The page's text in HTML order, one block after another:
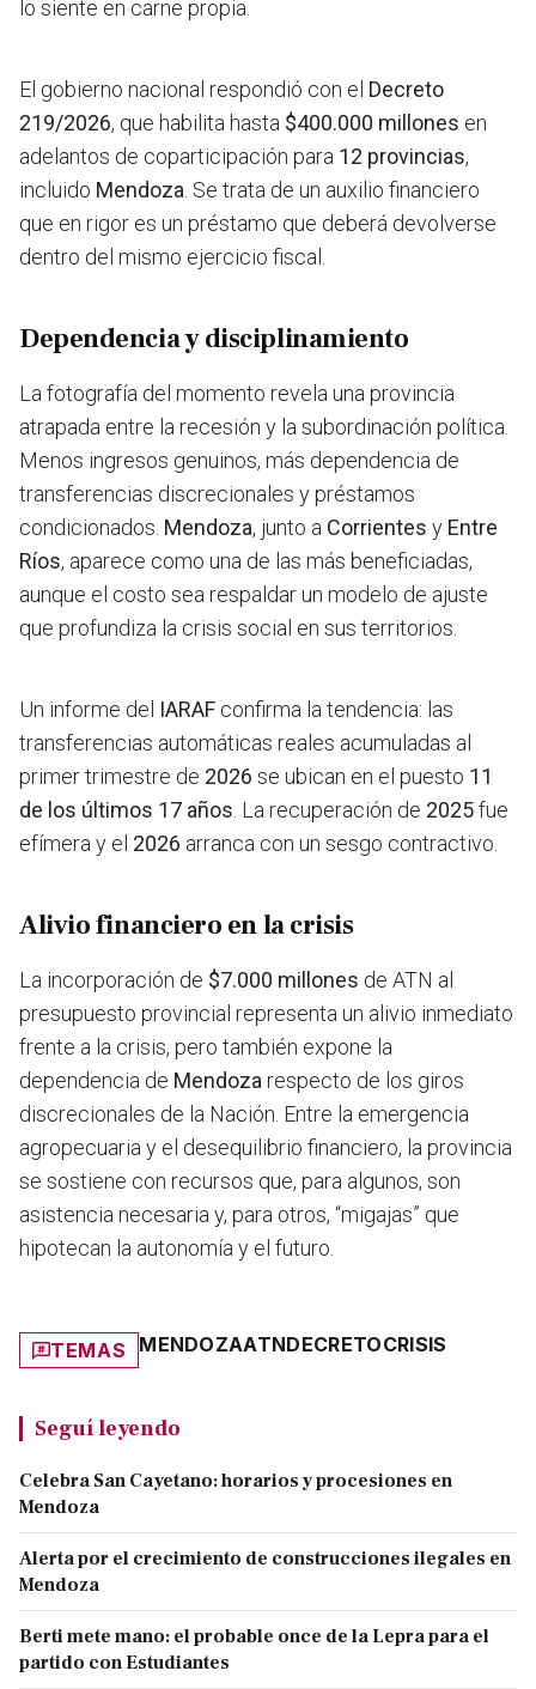
lo siente en carne propia.
El gobierno nacional respondió con el Decreto
219/2026, que habilita hasta $400.000 millones en
adelantos de coparticipación para 12 provincias,
incluido Mendoza . Se trata de un auxilio financiero
que en rigor es un préstamo que deberá devolverse
dentro del mismo ejercicio fiscal.
Dependencia y disciplinamiento
La fotografía del momento revela una provincia
atrapada entre la recesión y la subordinación política.
Menos ingresos genuinos, más dependencia de
transferencias discrecionales y préstamos
condicionados. Mendoza, junto a Corrientes y Entre
Ríos, aparece como una de las más beneficiadas,
aunque el costo sea respaldar un modelo de ajuste
que profundiza la crisis social en sus territorios.
Un informe del IARAF confirma la tendencia: las
transferencias automáticas reales acumuladas al
primer trimestre de 2026 se ubican en el puesto 11
de los últimos 17 años . La recuperación de 2025fue
efímera y el 2026 arranca con un sesgo contractivo.
Alivio financiero en la crisis
La incorporación de $7.000 millones de ATN al
presupuesto provincial representa un alivio inmediato
frente a la crisis, pero también expone la
dependencia de Mendoza respecto de los giros
discrecionales de la Nación. Entre la emergencia
agropecuaria y el desequilibrio financiero, la provincia
se sostiene con recursos que, para algunos, son
asistencia necesaria y, para otros, “migajas” que
hipotecan la autonomía y el futuro.
TEMAS MENDOZAATNDECRETOCRISIS
Seguí leyendo
Celebra San Cayetano: horarios y procesiones en
Mendoza
Alerta por el crecimiento de construcciones ilegales en
Mendoza
Berti mete mano: el probable once de la Lepra para el
partido con Estudiantes